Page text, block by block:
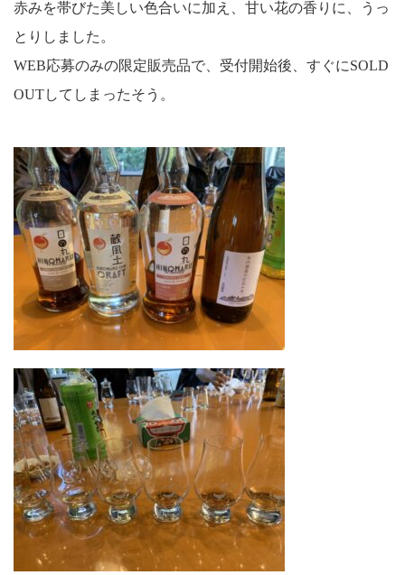
赤みを帯びた美しい色合いに加え、甘い花の香りに、うっ
とりしました。
WEB応募のみの限定販売品で、受付開始後、すぐにSOLD
OUTしてしまったそう。